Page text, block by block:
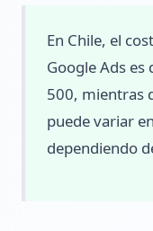
En Chile, el
Google Ads
500, mientras
puede variar
dependiendo